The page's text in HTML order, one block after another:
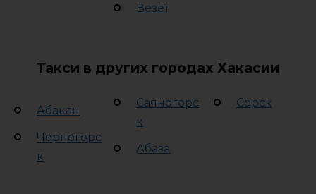
Везёт
Такси в других городах Хакасии
Абакан
Черногорс
к
Саяногорс
к
Абаза
Сорск